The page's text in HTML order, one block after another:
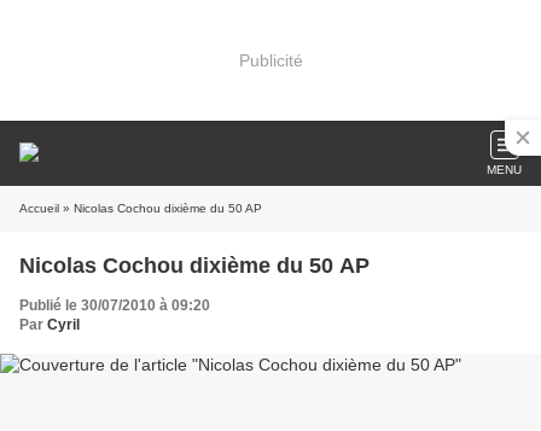
Publicité
MENU
Accueil » Nicolas Cochou dixième du 50 AP
Nicolas Cochou dixième du 50 AP
Publié le 30/07/2010 à 09:20
Par Cyril